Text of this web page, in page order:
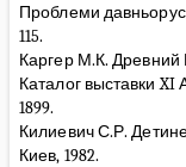
Проблеми
115.
Каргер М.К. Древний
Каталог выставки XI
1899.
Килиевич С.Р.
Киев, 1982.